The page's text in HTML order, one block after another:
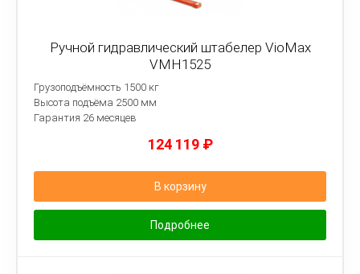
Ручной гидравлический штабелер VioMax
VMH1525
Грузоподъёмность 1500 кг
Высота подъёма 2500 мм
Гарантия 26 месяцев
124 119 ₽
В корзину
Подробнее